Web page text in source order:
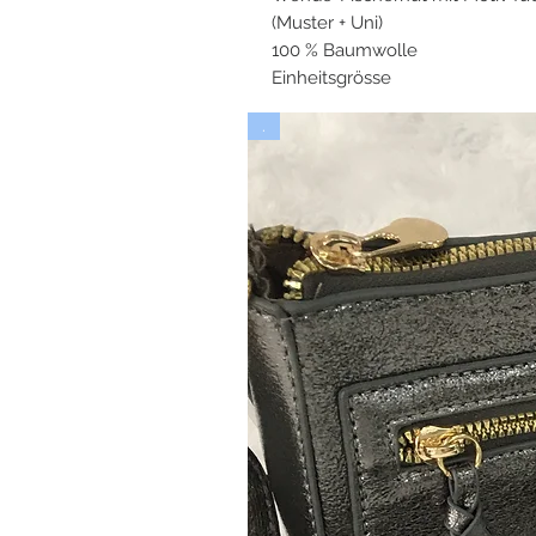
(Muster + Uni)
100 % Baumwolle
Einheitsgrösse
.